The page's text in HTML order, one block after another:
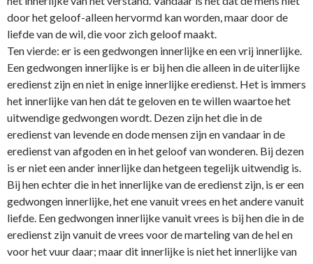
door het geloof-alleen hervormd kan worden, maar door de
liefde van de wil, die voor zich geloof maakt.
Ten vierde: er is een gedwongen innerlijke en een vrij innerlijke.
Een gedwongen innerlijke is er bij hen die alleen in de uiterlijke
eredienst zijn en niet in enige innerlijke eredienst. Het is immers
het innerlijke van hen dát te geloven en te willen waartoe het
uitwendige gedwongen wordt. Dezen zijn het die in de
eredienst van levende en dode mensen zijn en vandaar in de
eredienst van afgoden en in het geloof van wonderen. Bij dezen
is er niet een ander innerlijke dan hetgeen tegelijk uitwendig is.
Bij hen echter die in het innerlijke van de eredienst zijn, is er een
gedwongen innerlijke, het ene vanuit vrees en het andere vanuit
liefde. Een gedwongen innerlijke vanuit vrees is bij hen die in de
eredienst zijn vanuit de vrees voor de marteling van de hel en
voor het vuur daar; maar dit innerlijke is niet het innerlijke van